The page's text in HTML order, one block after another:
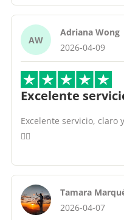
AW
Adriana Wong
2026-04-09
Excelente
Excelente servicio, claro
👍🏽
Tamara
2026-04-07